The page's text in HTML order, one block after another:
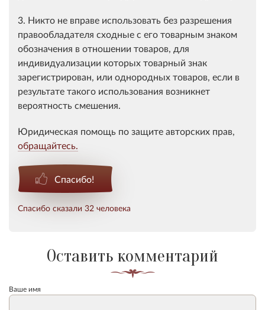
3. Никто не вправе использовать без разрешения
правообладателя сходные с его товарным знаком
обозначения в отношении товаров, для
индивидуализации которых товарный знак
зарегистрирован, или однородных товаров, если в
результате такого использования возникнет
вероятность смешения.
Юридическая помощь по защите авторских прав,
обращайтесь.
Спасибо!
Спасибо сказали 32 человека
Оставить комментарий
Ваше имя